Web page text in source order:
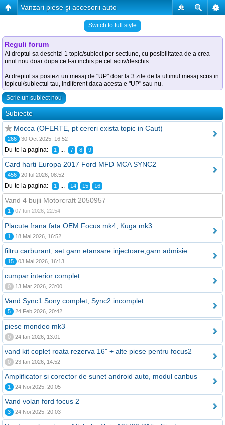
�
Vanzari piese şi accesorii auto
Switch to full style
Reguli forum
Ai dreptul sa deschizi 1 topic/subiect per sectiune, cu posibilitatea de a crea
unul nou doar dupa ce l-ai inchis pe cel activ/deschis.
Ai dreptul sa postezi un mesaj de "UP" doar la 3 zile de la ultimul mesaj scris in
topicul/subiectul tau, indiferent daca acesta e "UP" sau nu.
Scrie un subiect nou
Subiecte
Mocca (OFERTE, pt cereri exista topic in Caut)
266 30 Oct 2025, 16:52
Du-te la pagina: 1 ... 7 8 9
Card harti Europa 2017 Ford MFD MCA SYNC2
456 20 Iul 2026, 08:52
Du-te la pagina: 1 ... 14 15 16
Vand 4 bujii Motorcraft 2050957
1 07 Iun 2026, 22:54
Placute frana fata OEM Focus mk4, Kuga mk3
1 18 Mai 2026, 16:52
filtru carburant, set garn etansare injectoare,garn admisie
15 03 Mai 2026, 16:13
cumpar interior complet
0 13 Mar 2026, 23:00
Vand Sync1 Sony complet, Sync2 incomplet
5 24 Feb 2026, 20:42
piese mondeo mk3
0 24 Ian 2026, 13:01
vand kit coplet roata rezerva 16" + alte piese pentru focus2
0 23 Ian 2026, 14:52
Amplificator si corector de sunet android auto, modul canbus
1 24 Noi 2025, 20:05
Vand volan ford focus 2
3 24 Noi 2025, 20:03